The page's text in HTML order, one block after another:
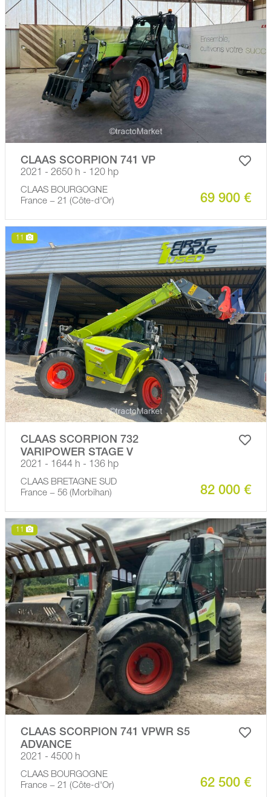
CLAAS SCORPION 741 VP
2021 - 2650 h - 120 hp
CLAAS BOURGOGNE
France − 21 (Côte-d'Or)
69 900 €
11
CLAAS SCORPION 732
VARIPOWER STAGE V
2021 - 1644 h - 136 hp
CLAAS BRETAGNE SUD
France − 56 (Morbihan)
82 000 €
11
CLAAS SCORPION 741 VPWR S5
ADVANCE
2021 - 4500 h
CLAAS BOURGOGNE
France − 21 (Côte-d'Or)
62 500 €